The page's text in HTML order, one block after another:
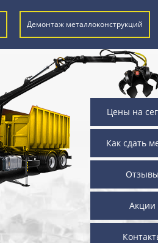
Демонтаж металлоконструкций
Цены на
Как сдать
Отзывы
Акции